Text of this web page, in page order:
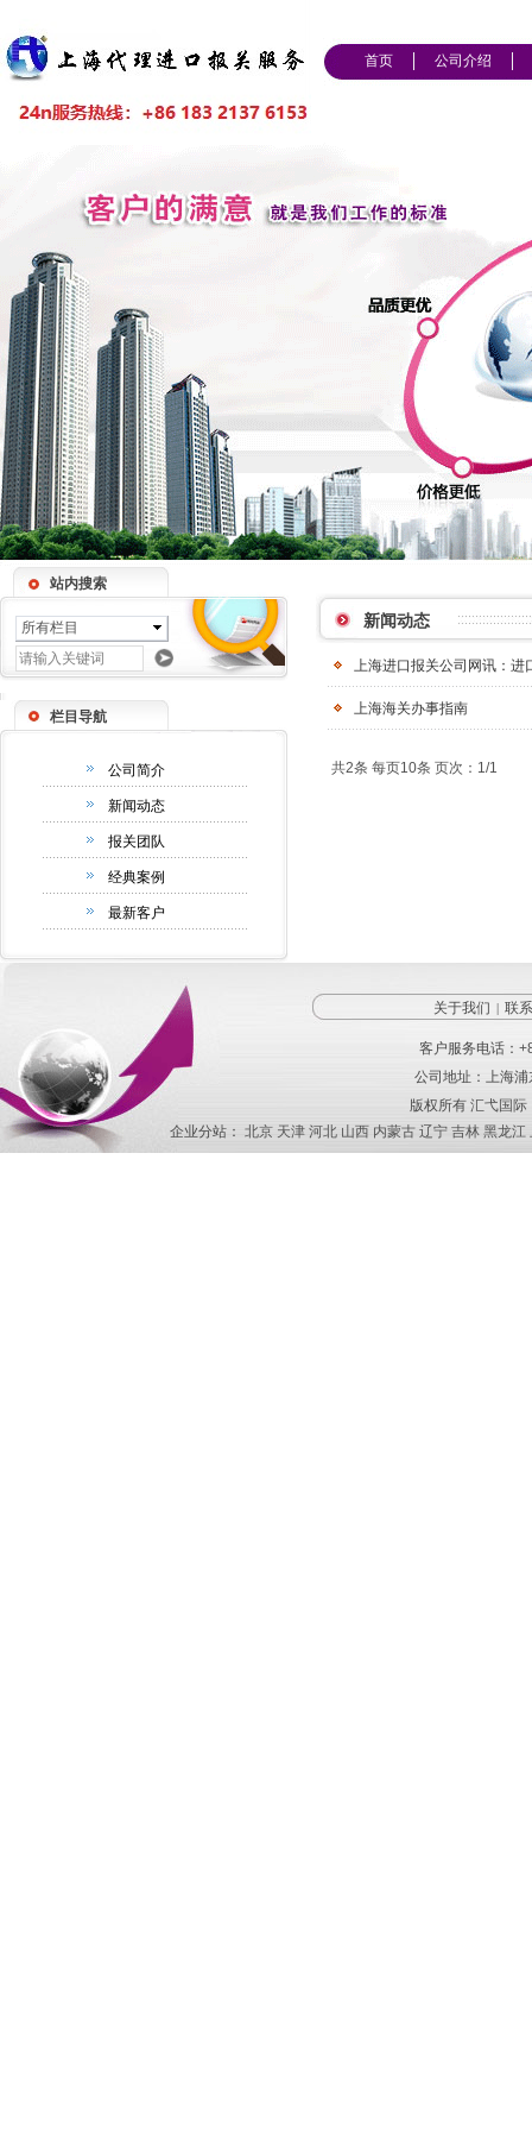
首页 公司介绍
站内搜索
所有栏目
栏目导航
公司简介
新闻动态
报关团队
经典案例
最新客户
新闻动态
上海进口报关公司网讯：进
上海海关办事指南
共2条 每页10条 页次：1/1
关于我们 | 联
客户服务电话：
公司地址：上海
版权所有 汇弋国际
企业分站：北京 天津 河北 山西 内蒙古 辽宁 吉林 黑龙江